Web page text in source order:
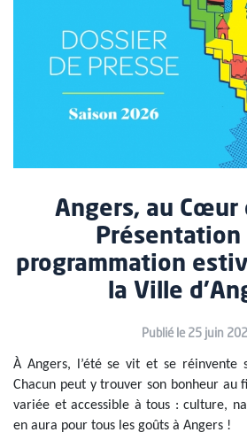
Angers, au Cœur
Présentation
programmation
la Ville
Publié le 25 juin
À Angers, l’été se vit et se réinvente
Chacun peut y trouver son bonheur au
variée et accessible à tous : culture,
en aura pour tous les goûts à Angers !